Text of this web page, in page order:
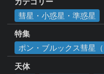
彗星・小惑星・準惑星
特集
ポン・ブルックス彗星（
天体